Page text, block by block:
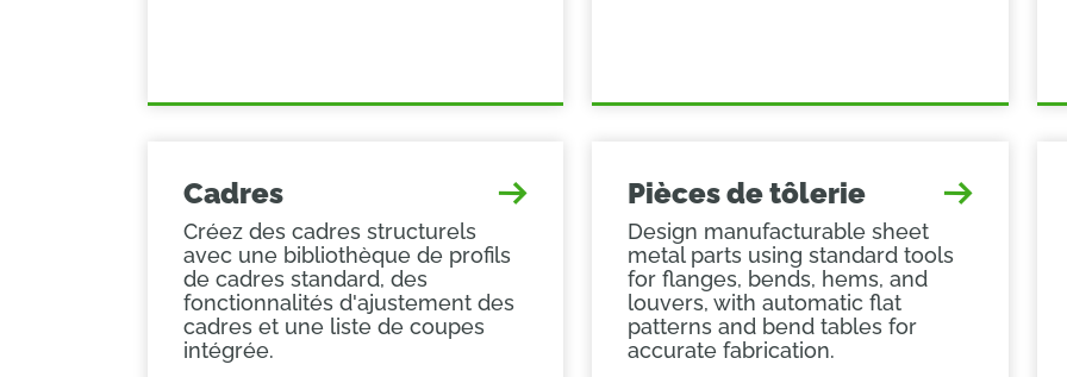
Cadres
Créez des cadres structurels
avec une bibliothèque de profils
de cadres standard, des
fonctionnalités d'ajustement des
cadres et une liste de coupes
intégrée.
Pièces de tôlerie
Design manufacturable sheet
metal parts using standard tools
for flanges, bends, hems, and
louvers, with automatic flat
patterns and bend tables for
accurate fabrication.